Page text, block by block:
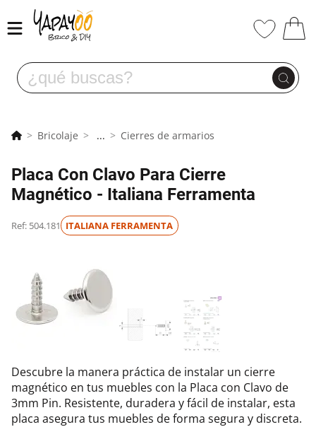
Bricolaje ... Cierres de armarios
Placa Con Clavo Para Cierre
Magnético - Italiana Ferramenta
Ref: 504.181 ITALIANA FERRAMENTA
Descubre la manera práctica de instalar un cierre
magnético en tus muebles con la Placa con Clavo de
3mm Pin. Resistente, duradera y fácil de instalar, esta
placa asegura tus muebles de forma segura y discreta.